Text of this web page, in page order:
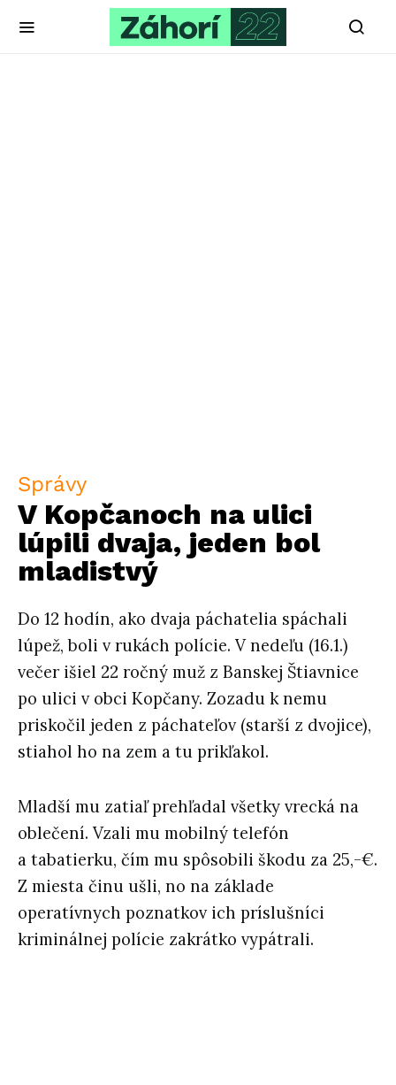
Správy
V Kopčanoch na ulici
lúpili dvaja, jeden bol
mladistvý
Do 12 hodín, ako dvaja páchatelia spáchali
lúpež, boli v rukách polície. V nedeľu (16.1.)
večer išiel 22 ročný muž z Banskej Štiavnice
po ulici v obci Kopčany. Zozadu k nemu
priskočil jeden z páchateľov (starší z dvojice),
stiahol ho na zem a tu prikľakol.
Mladší mu zatiaľ prehľadal všetky vrecká na
oblečení. Vzali mu mobilný telefón
a tabatierku, čím mu spôsobili škodu za 25,-€.
Z miesta činu ušli, no na základe
operatívnych poznatkov ich príslušníci
kriminálnej polície zakrátko vypátrali.